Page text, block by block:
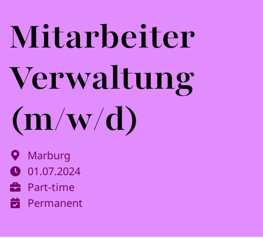
Mitarbeiter
Verwaltung
(m/w/d)
Marburg
01.07.2024
Part-time
Permanent